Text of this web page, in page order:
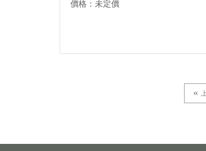
價格：未定價